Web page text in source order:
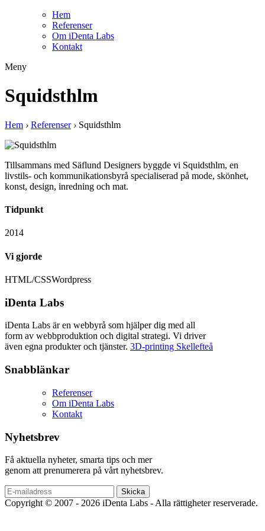
Hem
Referenser
Om iDenta Labs
Kontakt
Meny
Squidsthlm
Hem › Referenser › Squidsthlm
Tillsammans med Säflund Designers byggde vi Squidsthlm, en
livstils- och kommunikationsbyrå specialiserad på mode, skönhet,
konst, design, inredning och mat.
Tidpunkt
2014
Vi gjorde
HTML/CSSWordpress
iDenta Labs
iDenta Labs är en webbyrå som hjälper dig med all
form av webbproduktion och digital strategi. Vi driver
även egna produkter och tjänster. 3D-printing Skellefteå
Snabblänkar
Referenser
Om iDenta Labs
Kontakt
Nyhetsbrev
Få aktuella nyheter, smarta tips och mer
genom att prenumerera på vårt nyhetsbrev.
Copyright © 2007 - 2026 iDenta Labs - Alla rättigheter reserverade.